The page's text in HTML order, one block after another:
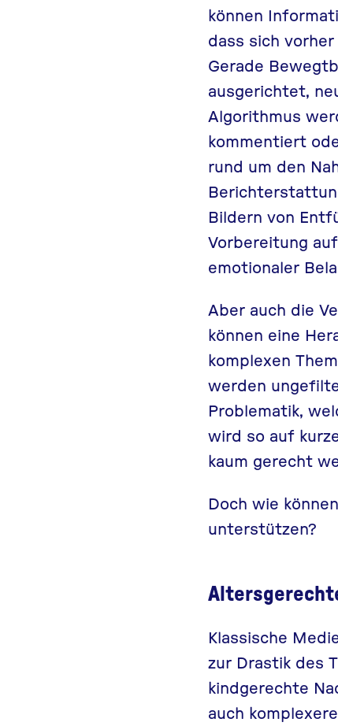
können
dass sich
Gerade
ausgerichtet,
Algorithmus
kommentiert
rund um den
Bildern von
Vorbereitung
emotionaler
Aber auch die
können eine
komplexen
werden
Problematik,
wird so auf
kaum gerecht
Doch wie
unterstützen?
Klassische
zur Drastik des
kindgerechte
auch